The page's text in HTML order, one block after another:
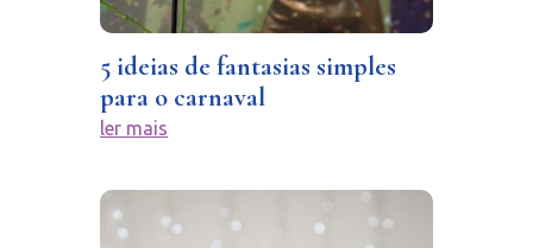
5 ideias de fantasias simples
para o carnaval
ler mais